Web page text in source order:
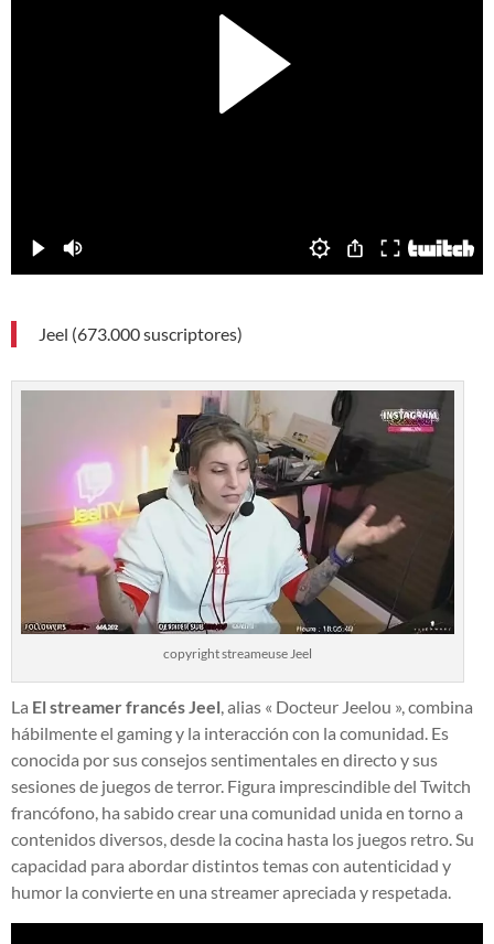
Jeel (673.000 suscriptores)
copyright streameuse Jeel
La El streamer francés Jeel , alias « Docteur Jeelou », combina
hábilmente el gaming y la interacción con la comunidad. Es
conocida por sus consejos sentimentales en directo y sus
sesiones de juegos de terror. Figura imprescindible del Twitch
francófono, ha sabido crear una comunidad unida en torno a
contenidos diversos, desde la cocina hasta los juegos retro. Su
capacidad para abordar distintos temas con autenticidad y
humor la convierte en una streamer apreciada y respetada.